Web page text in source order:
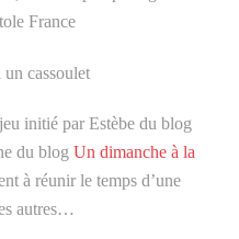
France
initié par Estèbe du blog
du blog Un dimanche à la
à réunir le temps d’une
autres…